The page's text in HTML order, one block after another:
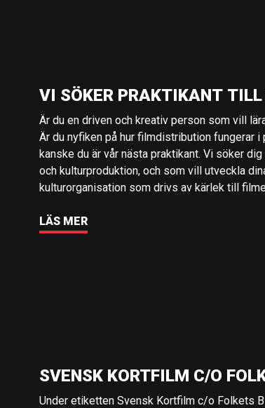
VI SÖKER PRAKTIKANT TILL
Är du en driven och kreativ person som vill
Är du nyfiken på hur filmdistribution fungerar
kanske du är vår nästa praktikant. Vi söker
och kulturproduktion, och som vill utveckla
kulturorganisation som drivs av kärlek till
LÄS MER
SVENSK KORTFILM C/O
Under etiketten Svensk Kortfilm c/o Folkets